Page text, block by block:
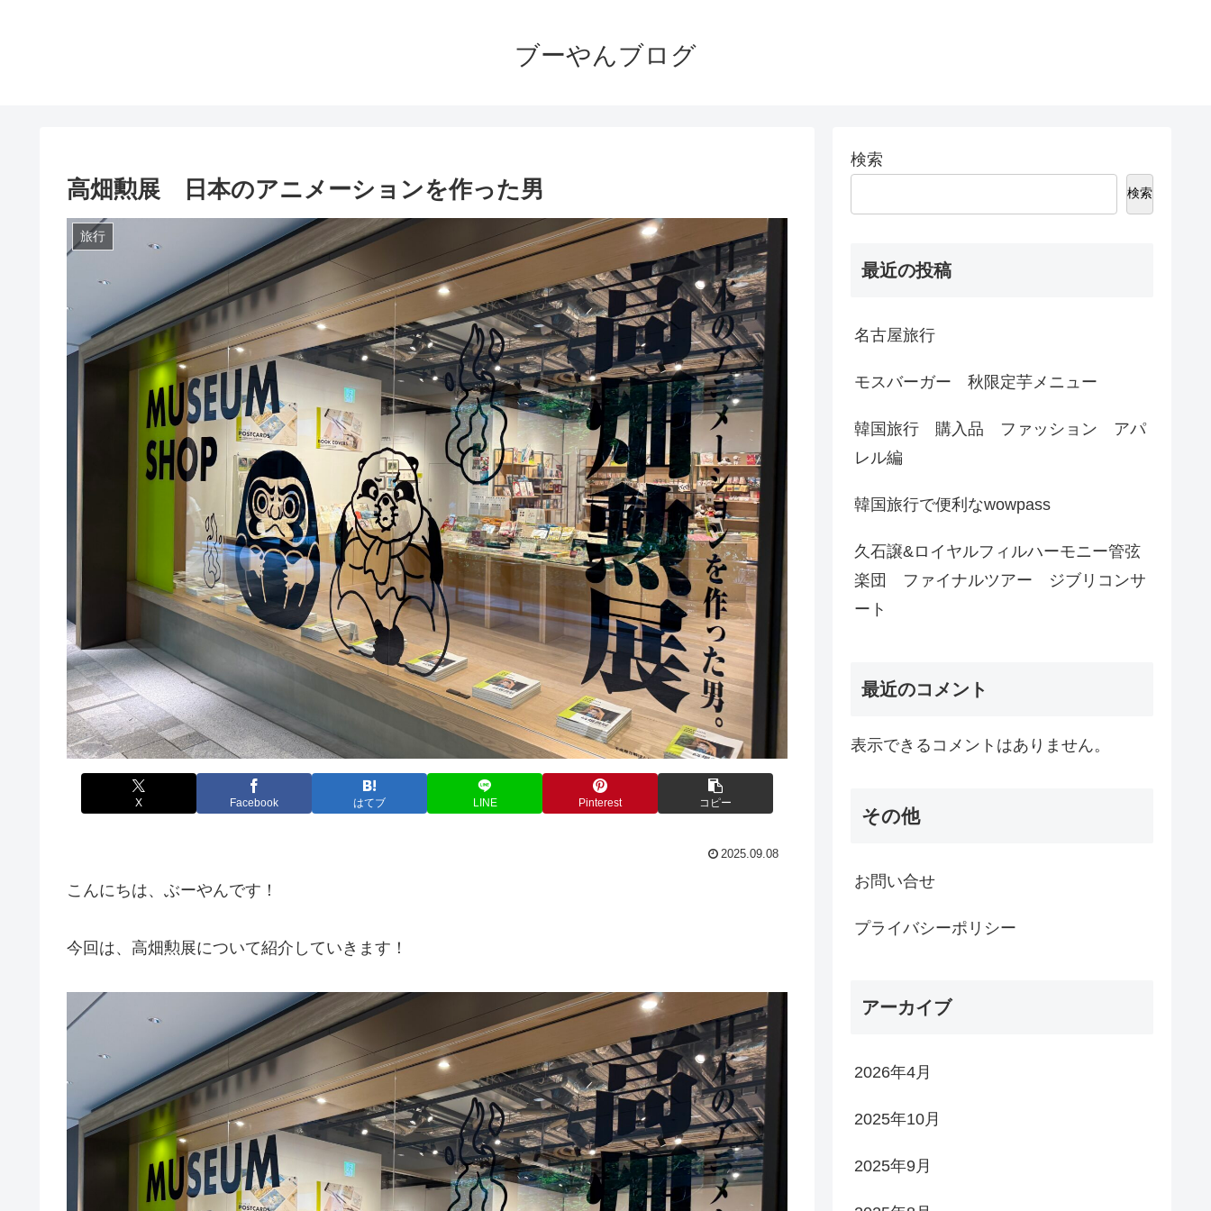
ブーやんブログ
高畑勲展 日本のアニメーションを作った男
旅行
X Facebook はてブ LINE Pinterest コピー
2025.09.08
こんにちは、ぶーやんです！
今回は、高畑勲展について紹介していきます！
検索
検索
最近の投稿
名古屋旅行
モスバーガー 秋限定芋メニュー
韓国旅行 購入品 ファッション アパ
レル編
韓国旅行で便利なwowpass
久石譲&ロイヤルフィルハーモニー管弦
楽団 ファイナルツアー ジブリコンサ
ート
最近のコメント
表示できるコメントはありません。
その他
お問い合せ
プライバシーポリシー
アーカイブ
2026年4月
2025年10月
2025年9月